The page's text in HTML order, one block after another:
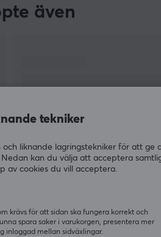
även
MER
tekniker
och liknande lagringstekniker för att ge
kan du välja att acceptera
av cookies du vill acceptera.
krävs för att sidan ska fungera korrekt och
spara saker i varukorgen, presentera mer
inloggad mellan sidväxlingar.